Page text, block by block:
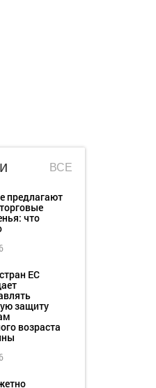
ВСЕ
предлагают
что
ЕС
защиту
возраста